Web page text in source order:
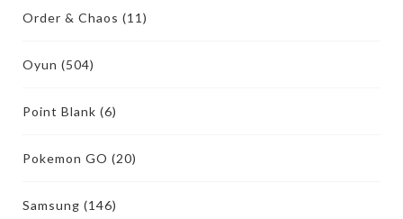
Order & Chaos (11)
Oyun (504)
Point Blank (6)
Pokemon GO (20)
Samsung (146)